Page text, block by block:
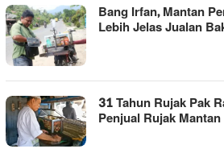
Bang Irfan, Mantan
Lebih Jelas Jualan
31 Tahun Rujak Pak
Penjual Rujak